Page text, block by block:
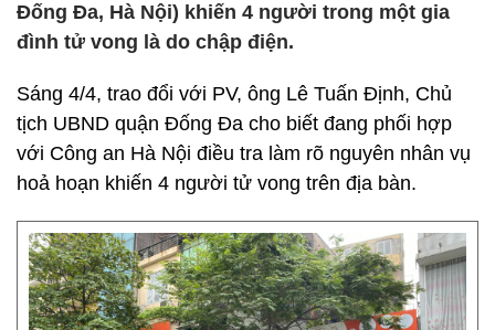
Đống Đa, Hà Nội) khiến 4 người trong một gia
đình tử vong là do chập điện.
Sáng 4/4, trao đổi với PV, ông Lê Tuấn Định, Chủ
tịch UBND quận Đống Đa cho biết đang phối hợp
với Công an Hà Nội điều tra làm rõ nguyên nhân vụ
hoả hoạn khiến 4 người tử vong trên địa bàn.